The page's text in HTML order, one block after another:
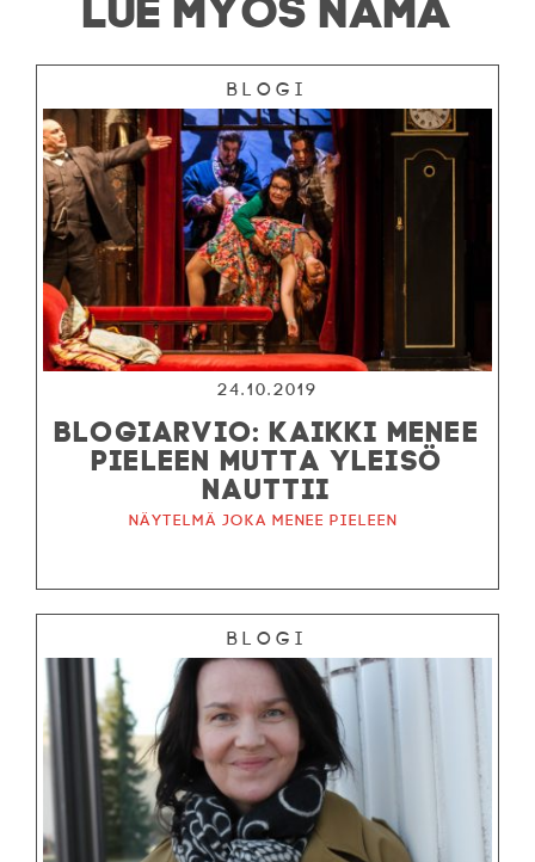
Blogi
24.10.2019
BLOGIARVIO: KAIKKI MENEE
PIELEEN MUTTA YLEISÖ
NAUTTII
Näytelmä joka menee pieleen
Blogi